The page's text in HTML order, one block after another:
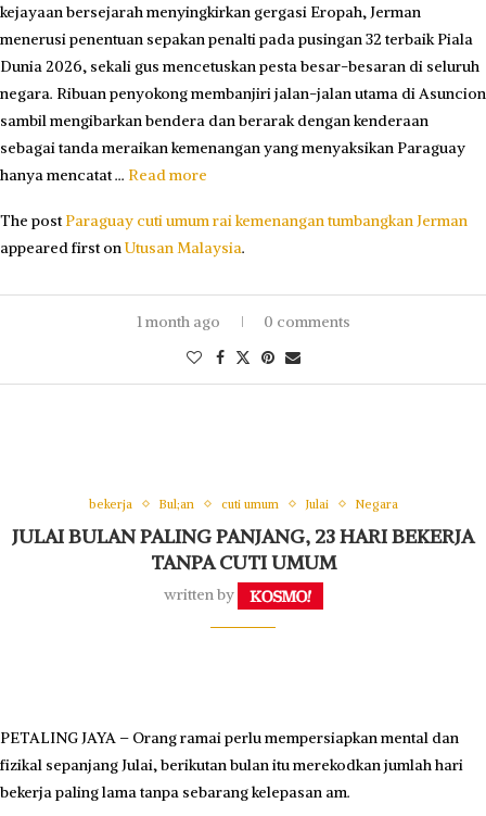
kejayaan bersejarah menyingkirkan gergasi Eropah, Jerman
menerusi penentuan sepakan penalti pada pusingan 32 terbaik Piala
Dunia 2026, sekali gus mencetuskan pesta besar-besaran di seluruh
negara. Ribuan penyokong membanjiri jalan-jalan utama di Asuncion
sambil mengibarkan bendera dan berarak dengan kenderaan
sebagai tanda meraikan kemenangan yang menyaksikan Paraguay
hanya mencatat … Read more
The postParaguay cuti umum rai kemenangan tumbangkan Jerman
appeared first onUtusan Malaysia.
1 month ago 0 comments
bekerja Bul;an cuti umum Julai Negara
JULAI BULAN PALING PANJANG, 23 HARI BEKERJA
TANPA CUTI UMUM
written by
PETALING JAYA – Orang ramai perlu mempersiapkan mental dan
fizikal sepanjang Julai, berikutan bulan itu merekodkan jumlah hari
bekerja paling lama tanpa sebarang kelepasan am.